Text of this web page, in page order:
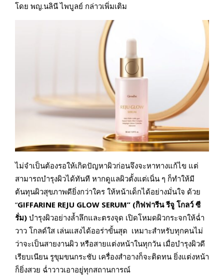
โดย พญ.นลินี ไพบูลย์ กล่าวเพิ่มเติม
ไม่จำเป็นต้องรอให้เกิดปัญหาผิวก่อนจึงจะหาทางแก้ไข แต่
สามารถบำรุงผิวได้ทันที หากดูแลผิวตั้งแต่เนิ่น ๆ ก็ทำให้มี
ต้นทุนผิวสุขภาพดียิ่งกว่าใคร ให้หน้าเด็กได้อย่างมั่นใจ ด้วย
“GIFFARINE REJU GLOW SERUM” (กิฟฟารีน รีจู โกลว์ ซี
รั่ม) บำรุงผิวอย่างล้ำลึกและตรงจุด เปิดโหมดผิวกระจกให้ฉ่ำ
วาว โกลด์ใส เล่นแสงได้ออร่าขั้นสุด เหมาะสำหรับทุกคนไม่
ว่าจะเป็นสายงานผิว หรือสายแต่งหน้าในทุกวัน เมื่อบำรุงผิวดี
เรียบเนียน รูขุมขนกระชับ เครื่องสำอางก็จะติดทน ยิ่งแต่งหน้า
ก็ยิ่งสวย ฉ่ำวาวเอาอยู่ทุกสถานการณ์